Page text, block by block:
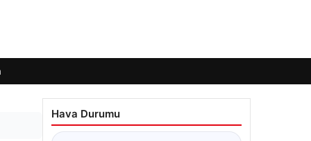
Hava Durumu